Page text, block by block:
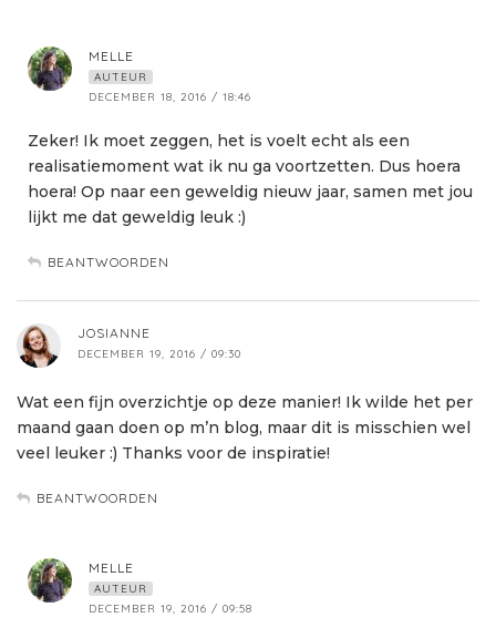
MELLE
AUTEUR
DECEMBER 18, 2016 / 18:46
Zeker! Ik moet zeggen, het is voelt echt als een
realisatiemoment wat ik nu ga voortzetten. Dus hoera
hoera! Op naar een geweldig nieuw jaar, samen met jou
lijkt me dat geweldig leuk :)
BEANTWOORDEN
JOSIANNE
DECEMBER 19, 2016 / 09:30
Wat een fijn overzichtje op deze manier! Ik wilde het per
maand gaan doen op m’n blog, maar dit is misschien wel
veel leuker :) Thanks voor de inspiratie!
BEANTWOORDEN
MELLE
AUTEUR
DECEMBER 19, 2016 / 09:58